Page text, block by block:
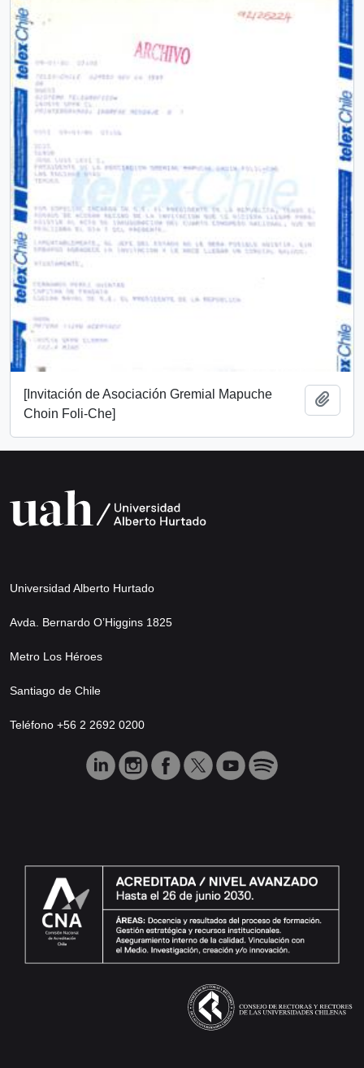
[Invitación de Asociación Gremial Mapuche
Choin Foli-Che]
Universidad Alberto Hurtado
Avda. Bernardo O’Higgins 1825
Metro Los Héroes
Santiago de Chile
Teléfono +56 2 2692 0200